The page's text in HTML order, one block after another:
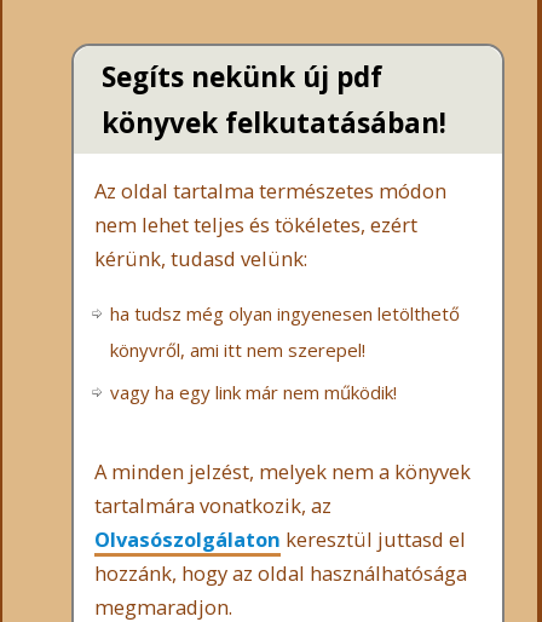
Segíts nekünk új pdf
könyvek felkutatásában!
Az oldal tartalma természetes módon
nem lehet teljes és tökéletes, ezért
kérünk, tudasd velünk:
ha tudsz még olyan ingyenesen letölthető
könyvről, ami itt nem szerepel!
vagy ha egy link már nem működik!
A minden jelzést, melyek nem a könyvek
tartalmára vonatkozik, az
Olvasószolgálaton keresztül juttasd el
hozzánk, hogy az oldal használhatósága
megmaradjon.